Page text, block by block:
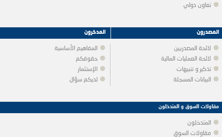
تعاون دولي
المدخرون
المفاهيم الأساسية
حقوقكم
الإستثمار
لديكم سؤال
المصدرون
لائحة المصدريين
لائحة العمليات المالية
تذكير و تنبيهات
البيانات المسجلة
مقاولات السوق و المتدخلون
المتدخلون
مقاولات السوق